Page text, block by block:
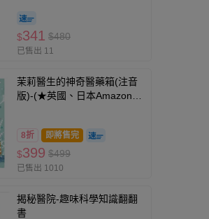
$341 $480
已售出 11
茉莉醫生的神奇醫藥箱(注音
版)-(★英國、日本Amazon讀
8折 即將售完
$399 $499
已售出 1010
揭秘醫院-趣味科學知識翻翻
書